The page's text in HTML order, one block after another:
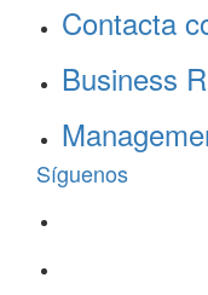
Contacta
Business
Síguenos